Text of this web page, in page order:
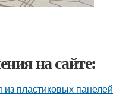
на сайте:
пластиковых панелей